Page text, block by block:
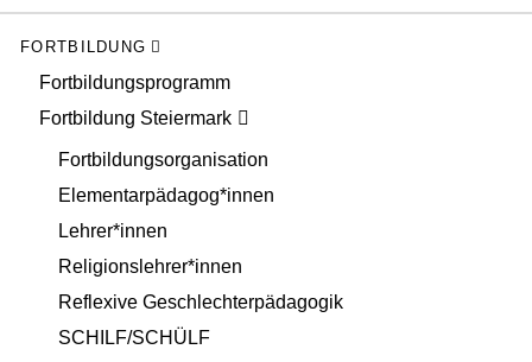
FORTBILDUNG
Fortbildungsprogramm
Fortbildung Steiermark
Fortbildungsorganisation
Elementarpädagog*innen
Lehrer*innen
Religionslehrer*innen
Reflexive Geschlechterpädagogik
SCHILF/SCHÜLF